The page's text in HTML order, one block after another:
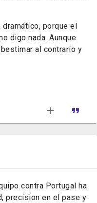
porque el
digo nada. Aunque
al contrario y
contra Portugal ha
precision en el pase y